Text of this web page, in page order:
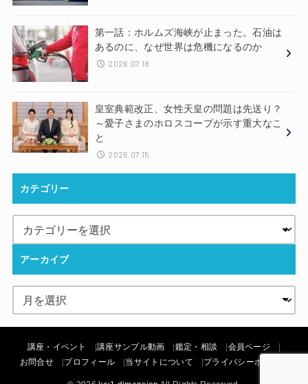
第一話：ホルムズ海峡が止まった。石油は
あるのに、なぜ世界は危機になるのか
2026.07.18
皇室典範改正、女性天皇の問題は先送り？
～愛子さまのホロスコープが示す重大なこ
と
2026.07.15
カテゴリー
アーカイブ
講座・イベント 講座サンプル動画 鑑定・相談
会員ページ
お問合せ
プロフィール 当サイトについて プライバシーポリシー